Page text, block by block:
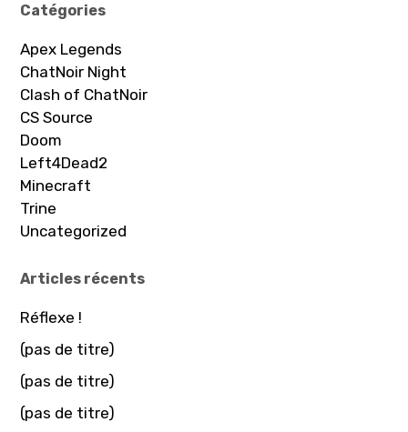
Catégories
Apex Legends
ChatNoir Night
Clash of ChatNoir
CS Source
Doom
Left4Dead2
Minecraft
Trine
Uncategorized
Articles récents
Réflexe !
(pas de titre)
(pas de titre)
(pas de titre)